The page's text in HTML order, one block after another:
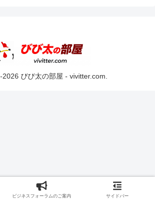
びび太の部屋 - vivitter.com.
ビジネスフォーラムのご案内 サイドバー